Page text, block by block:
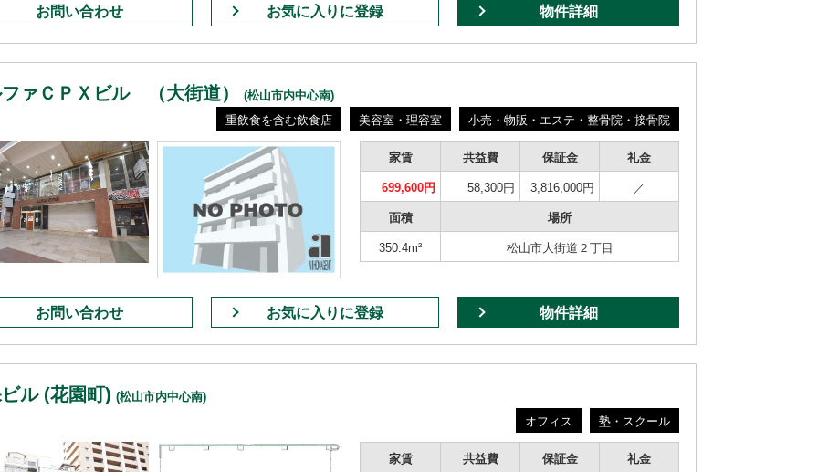
お問い合わせ お気に入りに登録 物件詳細
ァＣＰＸビル （大街道）
(松山市内中心南)
重飲食を含む飲食店
美容室・理容室 小売・物販・エステ・整骨院・接骨院
家賃 共益費 保証金 礼金
699,600円 58,300円 3,816,000円 ／
面積 場所
350.4m² 松山市大街道２丁目
お問い合わせ お気に入りに登録 物件詳細
ル (花園町) (松山市内中心南)
オフィス
塾・スクール
家賃 共益費 保証金 礼金